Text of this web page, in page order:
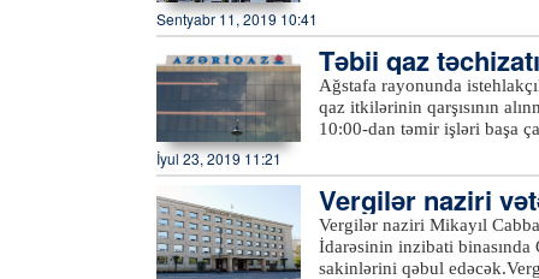
sentyabrın 19-da “Azərsu”
Göygöl və Daşkəsən
müavini Etibar Məmmədov
sakinlərini qəbul
Naftalan sukanal
təchizatı və kanalizasiya
“office@azersu.az” elektron
Sentyabr 11, 2019 10:41
Təbii qaz
Ağstafa rayonunda
qaz itkilərinin qarşısının
10:00-dan təmir işləri başa
məqsədilə bir qrup
ki, bu barədə “Azəriqaz”
İyul 23, 2019 11:21
Vergilər naziri
Vergilər naziri Mikayıl
İdarəsinin inzibati binasında
sakinlərini qəbul